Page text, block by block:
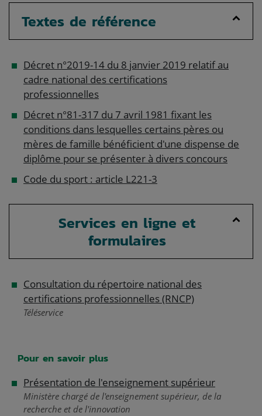
Textes de référence
Décret n°2019-14 du 8 janvier 2019 relatif au
cadre national des certifications
professionnelles
Décret n°81-317 du 7 avril 1981 fixant les
conditions dans lesquelles certains pères ou
mères de famille bénéficient d'une dispense de
diplôme pour se présenter à divers concours
Code du sport : article L221-3
Services en ligne et
formulaires
Consultation du répertoire national des
certifications professionnelles (RNCP)
Téléservice
Pour en savoir plus
Présentation de l'enseignement supérieur
Ministère chargé de l'enseignement supérieur, de la
recherche et de l'innovation